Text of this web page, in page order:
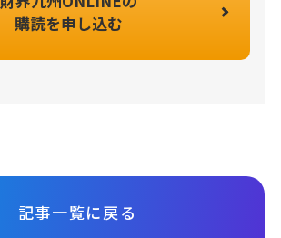
購読を申し込む
記事一覧に戻る